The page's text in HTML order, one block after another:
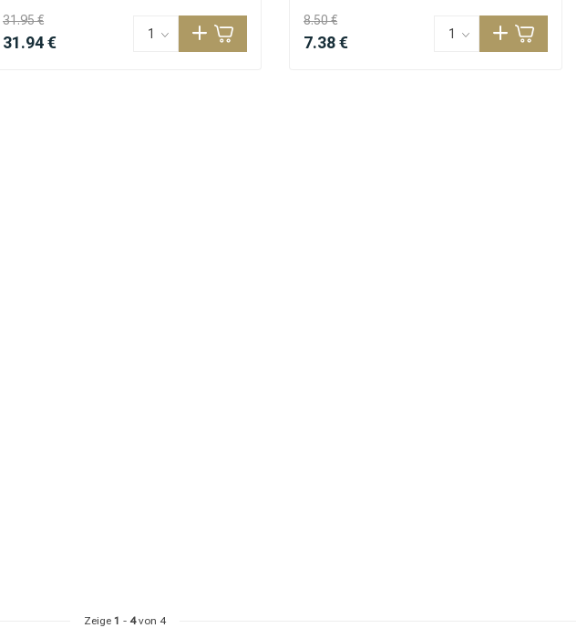
31.95 €
31.94 €
8.50 €
7.38 €
Zeige 1 - 4von 4